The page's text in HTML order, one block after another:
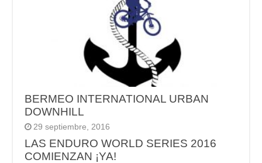
BERMEO INTERNATIONAL URBAN
DOWNHILL
29 septiembre, 2016
LAS ENDURO WORLD SERIES 2016
COMIENZAN ¡YA!